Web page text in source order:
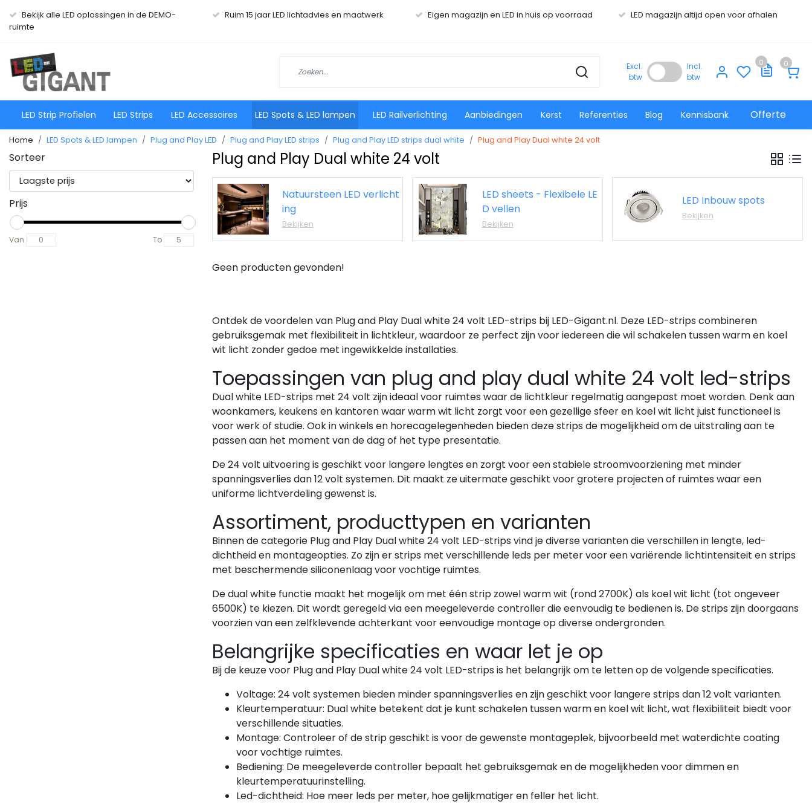
Bekijk alle LED oplossingen in de DEMO-
ruimte
Ruim 15 jaar LED lichtadvies en maatwerk Eigen magazijn en LED in huis op voorraad LED magazijn altijd open voor afhalen
Excl.
btw
Incl.
btw
0 0
LED Strip Profielen LED Strips LED Accessoires LED Spots & LED lampen LED Railverlichting Aanbiedingen Kerst Referenties Blog Kennisbank Offerte
Home LED Spots & LED lampen Plug and Play LED Plug and Play LED strips Plug and Play LED strips dual white Plug and Play Dual white 24 volt
Sorteer
Prijs
Van To
Plug and Play Dual white 24 volt
Natuursteen LED verlicht
ing
Bekijken
LED sheets - Flexibele LE
D vellen
Bekijken
LED Inbouw spots
Bekijken
Geen producten gevonden!
Ontdek de voordelen van Plug and Play Dual white 24 volt LED-strips bij LED-Gigant.nl. Deze LED-strips combineren
gebruiksgemak met flexibiliteit in lichtkleur, waardoor ze perfect zijn voor iedereen die wil schakelen tussen warm en koel
wit licht zonder gedoe met ingewikkelde installaties.
Toepassingen van plug and play dual white 24 volt led-strips
Dual white LED-strips met 24 volt zijn ideaal voor ruimtes waar de lichtkleur regelmatig aangepast moet worden. Denk aan
woonkamers, keukens en kantoren waar warm wit licht zorgt voor een gezellige sfeer en koel wit licht juist functioneel is
voor werk of studie. Ook in winkels en horecagelegenheden bieden deze strips de mogelijkheid om de uitstraling aan te
passen aan het moment van de dag of het type presentatie.
De 24 volt uitvoering is geschikt voor langere lengtes en zorgt voor een stabiele stroomvoorziening met minder
spanningsverlies dan 12 volt systemen. Dit maakt ze uitermate geschikt voor grotere projecten of ruimtes waar een
uniforme lichtverdeling gewenst is.
Assortiment, producttypen en varianten
Binnen de categorie Plug and Play Dual white 24 volt LED-strips vind je diverse varianten die verschillen in lengte, led-
dichtheid en montageopties. Zo zijn er strips met verschillende leds per meter voor een variërende lichtintensiteit en strips
met beschermende siliconenlaag voor vochtige ruimtes.
De dual white functie maakt het mogelijk om met één strip zowel warm wit (rond 2700K) als koel wit licht (tot ongeveer
6500K) te kiezen. Dit wordt geregeld via een meegeleverde controller die eenvoudig te bedienen is. De strips zijn doorgaans
voorzien van een zelfklevende achterkant voor eenvoudige montage op diverse ondergronden.
Belangrijke specificaties en waar let je op
Bij de keuze voor Plug and Play Dual white 24 volt LED-strips is het belangrijk om te letten op de volgende specificaties.
Voltage: 24 volt systemen bieden minder spanningsverlies en zijn geschikt voor langere strips dan 12 volt varianten.
Kleurtemperatuur: Dual white betekent dat je kunt schakelen tussen warm en koel wit licht, wat flexibiliteit biedt voor
verschillende situaties.
Montage: Controleer of de strip geschikt is voor de gewenste montageplek, bijvoorbeeld met waterdichte coating
voor vochtige ruimtes.
Bediening: De meegeleverde controller bepaalt het gebruiksgemak en de mogelijkheden voor dimmen en
kleurtemperatuurinstelling.
Led-dichtheid: Hoe meer leds per meter, hoe gelijkmatiger en feller het licht.